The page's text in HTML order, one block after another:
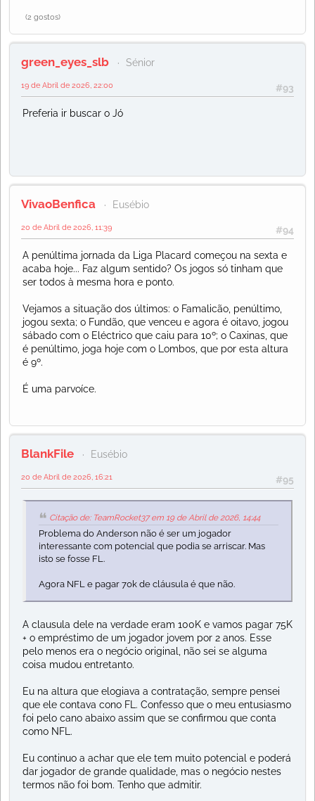
(2 gostos)
green_eyes_slb Sénior
#93
19 de Abril de 2026, 22:00
Preferia ir buscar o Jó
VivaoBenfica Eusébio
#94
20 de Abril de 2026, 11:39
A penúltima jornada da Liga Placard começou na sexta e
acaba hoje... Faz algum sentido? Os jogos só tinham que
ser todos à mesma hora e ponto.
Vejamos a situação dos últimos: o Famalicão, penúltimo,
jogou sexta; o Fundão, que venceu e agora é oitavo, jogou
sábado com o Eléctrico que caiu para 10º; o Caxinas, que
é penúltimo, joga hoje com o Lombos, que por esta altura
é 9º.
É uma parvoíce.
BlankFile Eusébio
#95
20 de Abril de 2026, 16:21
Citação de: TeamRocket37 em 19 de Abril de 2026, 14:44
Problema do Anderson não é ser um jogador
interessante com potencial que podia se arriscar. Mas
isto se fosse FL.
Agora NFL e pagar 70k de cláusula é que não.
A clausula dele na verdade eram 100K e vamos pagar 75K
+ o empréstimo de um jogador jovem por 2 anos. Esse
pelo menos era o negócio original, não sei se alguma
coisa mudou entretanto.
Eu na altura que elogiava a contratação, sempre pensei
que ele contava cono FL. Confesso que o meu entusiasmo
foi pelo cano abaixo assim que se confirmou que conta
como NFL.
Eu continuo a achar que ele tem muito potencial e poderá
dar jogador de grande qualidade, mas o negócio nestes
termos não foi bom. Tenho que admitir.